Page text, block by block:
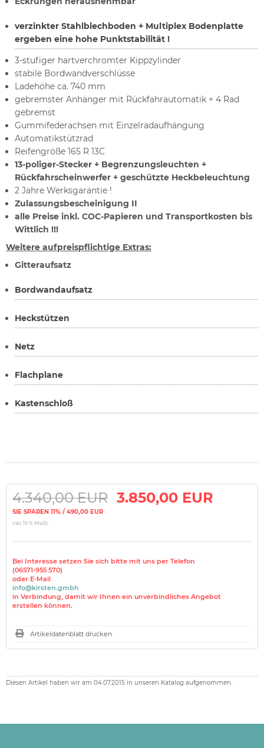
verzinkter Stahlblechboden + Multiplex Bodenplatte
ergeben eine hohe Punktstabilität !
3-stufiger hartverchromter Kippzylinder
stabile Bordwandverschlüsse
Ladehöhe ca. 740 mm
gebremster Anhänger mit Rückfahrautomatik + 4 Rad
gebremst
Gummifederachsen mit Einzelradaufhängung
Automatikstützrad
Reifengröße 165 R 13C
13-poliger-Stecker + Begrenzungsleuchten +
Rückfahrscheinwerfer + geschützte Heckbeleuchtung
2 Jahre Werksgarantie !
Zulassungsbescheinigung II
alle Preise inkl. COC-Papieren und Transportkosten bis
Wittlich !!!
Weitere aufpreispflichtige Extras:
Gitteraufsatz
Bordwandaufsatz
Heckstützen
Netz
Flachplane
Kastenschloß
4.340,00 EUR 3.850,00 EUR
SIE SPAREN 11% / 490,00 EUR
inkl. 19 % MwSt.
Bei Interesse setzen Sie sich bitte mit uns per Telefon
(06571-955 570)
oder E-Mail
info@kirsten.gmbh
in Verbindung, damit wir Ihnen ein unverbindliches Angebot
erstellen können.
Artikeldatenblatt drucken
Diesen Artikel haben wir am 04.07.2015 in unseren Katalog aufgenommen.